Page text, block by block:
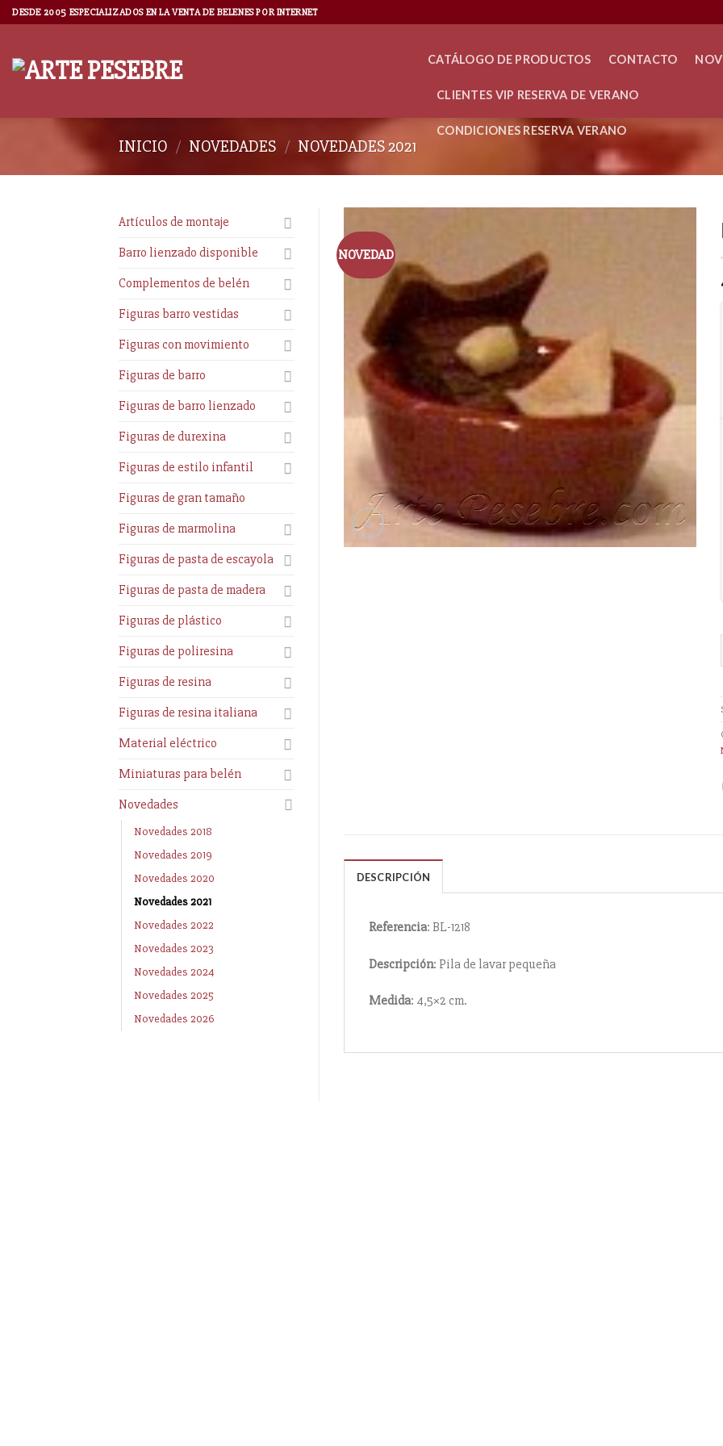
DESDE 2005 ESPECIALIZADOS EN LA VENTA DE BELENES POR INTERNET
CATÁLOGO DE PRODUCTOS CONTACTO
CLIENTES VIP RESERVA DE VERANO
CONDICIONES RESERVA VERANO
INICIO / NOVEDADES / NOVEDADES 2021
Artículos de montaje
Barro lienzado disponible
Complementos de belén
Figuras barro vestidas
Figuras con movimiento
Figuras de barro
Figuras de barro lienzado
Figuras de durexina
Figuras de estilo infantil
Figuras de gran tamaño
Figuras de marmolina
Figuras de pasta de escayola
Figuras de pasta de madera
Figuras de plástico
Figuras de poliresina
Figuras de resina
Figuras de resina italiana
Material eléctrico
Miniaturas para belén
Novedades
Novedades 2018
Novedades 2019
Novedades 2020
Novedades 2021
Novedades 2022
Novedades 2023
Novedades 2024
Novedades 2025
Novedades 2026
NOVEDAD
DESCRIPCIÓN
Referencia: BL-1218
Descripción: Pila de lavar pequeña
Medida: 4,5×2 cm.